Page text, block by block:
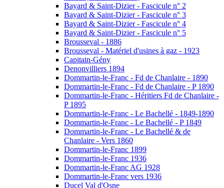
Bayard & Saint-Dizier - Fascicule n° 2
Bayard & Saint-Dizier - Fascicule n° 3
Bayard & Saint-Dizier - Fascicule n° 4
Bayard & Saint-Dizier - Fascicule n° 5
Brousseval - 1886
Brousseval - Matériel d'usines à gaz - 1923
Capitain-Gény
Denonvilliers 1894
Dommartin-le-Franc - Fd de Chanlaire - 1890
Dommartin-le-Franc - Fd de Chanlaire - P 1890
Dommartin-le-Franc - Héritiers Fd de Chanlaire -
P 1895
Dommartin-le-Franc - Le Bachellé - 1849-1890
Dommartin-le-Franc - Le Bachellé - P 1849
Dommartin-le-Franc - Le Bachellé & de
Chanlaire - Vers 1860
Dommartin-le-Franc 1899
Dommartin-le-Franc 1936
Dommartin-le-Franc AG 1928
Dommartin-le-Franc vers 1936
Ducel Val d'Osne